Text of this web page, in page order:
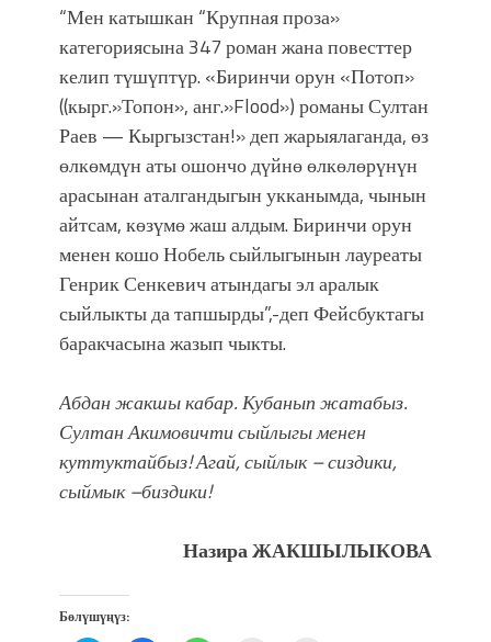
“Мен катышкан “Крупная проза»
категориясына 347 роман жана повесттер
келип түшүптүр. «Биринчи орун «Потоп»
((кырг.»Топон», анг.»Flood») романы Султан
Раев — Кыргызстан!» деп жарыялаганда, өз
өлкөмдүн аты ошончо дүйнө өлкөлөрүнүн
арасынан аталгандыгын укканымда, чынын
айтсам, көзүмө жаш алдым. Биринчи орун
менен кошо Нобель сыйлыгынын лауреаты
Генрик Сенкевич атындагы эл аралык
сыйлыкты да тапшырды”,-деп Фейсбуктагы
баракчасына жазып чыкты.
Абдан жакшы кабар. Кубанып жатабыз.
Султан Акимовичти сыйлыгы менен
куттуктайбыз! Агай, сыйлык – сиздики,
сыймык –биздики!
Назира ЖАКШЫЛЫКОВА
Бөлүшүңүз: